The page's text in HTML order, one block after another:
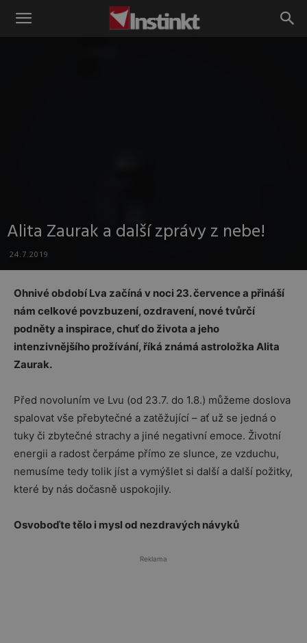
Instinkt
Alita Zaurak a další zprávy z nebe!
24.7.2019
Ohnivé období Lva začíná v noci 23. července a přináší
nám celkové povzbuzení, ozdravení, nové tvůrčí
podněty a inspirace, chuť do života a jeho
intenzivnějšího prožívání, říká známá astroložka Alita
Zaurak.
Před novoluním ve Lvu (od 23.7. do 1.8.) můžeme doslova
spalovat vše přebytečné a zatěžující – ať už se jedná o
tuky či zbytečné strachy a jiné negativní emoce. Životní
energii a radost čerpáme přímo ze slunce, ze vzduchu,
nemusíme tedy tolik jíst a vymýšlet si další a další požitky,
které by nás dočasně uspokojily.
Osvoboďte tělo i mysl od nezdravých návyků
Reklama